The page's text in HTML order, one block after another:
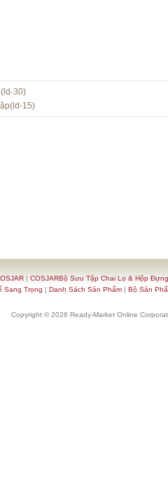
30)
15)
| COSJARBộ Sưu Tập Chai Lọ & Hộp
Sang Trọng | Danh Sách Sản Phẩm| Bộ Sản
Copyright © 2026 Ready-Market Online